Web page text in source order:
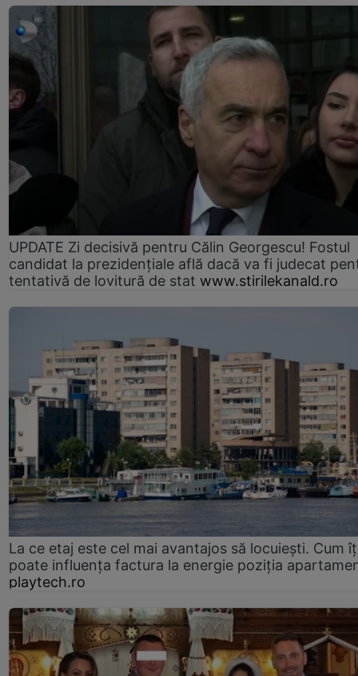
UPDATE Zi decisivă pentru Călin Georgescu! Fostul
candidat la prezidențiale află dacă va fi judecat
tentativă de lovitură de stat www.stirilekanald.ro
La ce etaj este cel mai avantajos să locuiești. Cum
poate influența factura la energie poziția
playtech.ro